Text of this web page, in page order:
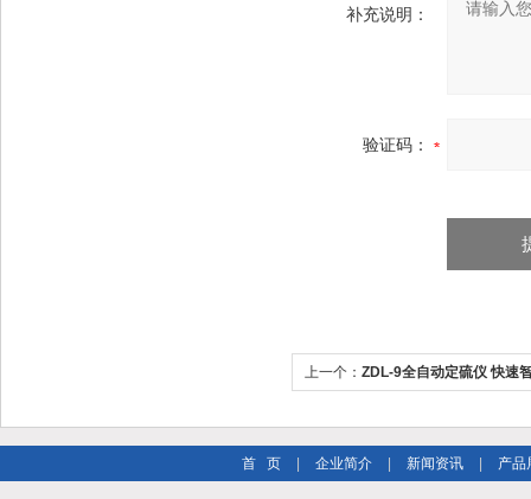
补充说明：
验证码：
上一个： ZDL-9全自动定硫仪 快速
首 页 企业简介 新闻资讯 产品